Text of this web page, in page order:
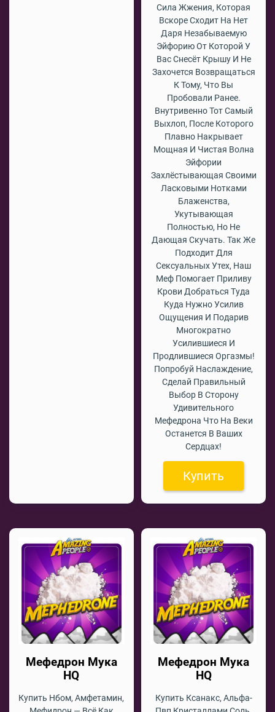
Сила Жжения, Которая
Вскоре Сходит На Нет
Даря Незабываемую
Эйфорию От Которой У
Вас Снесёт Крышу И Не
Захочется Возвращаться
К Тому, Что Вы
Пробовали Ранее.
Внутривенно Тот Самый
Выхлоп, После Которого
Плавно Накрывает
Мощная И Чистая Волна
Эйфории
Захлёстывающая Своими
Ласковыми Нотками
Блаженства,
Укутывающая
Полностью, Но Не
Дающая Скучать. Так Же
Подходит Для
Сексуальных Утех, Наш
Меф Помогает Приливу
Крови Добраться Туда
Куда Нужно Усилив
Ощущения И Подарив
Многократно
Усилившиеся И
Продлившиеся Оргазмы!
Попробуй Наслаждение,
Сделай Правильный
Выбор В Сторону
Удивительного
Мефедрона Что На Веки
Останется В Ваших
Сердцах!
Купить
Мефедрон Мука
HQ
Купить Нбом, Амфетамин,
Мефедрон Мука
HQ
Купить Ксанакс, Альфа-